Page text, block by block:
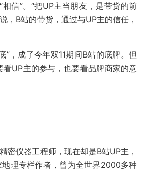
信”。“把UP主当朋友，是带货的前
，B站的带货，通过与UP主的信任，
，成了今年双11期间B站的底牌。但
看UP主的参与，也要看品牌商家的意
密仪器工程师，现在却是B站UP主，
理专栏作者，曾为全世界2000多种